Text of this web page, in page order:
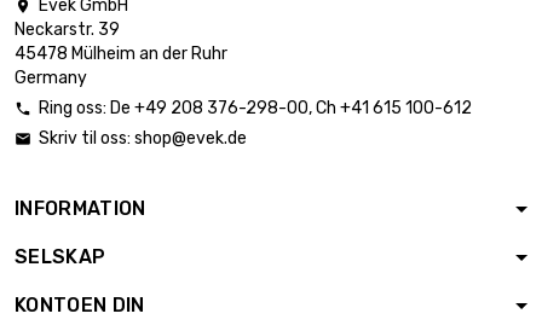
lengde : 0.02 Meter
diameter : 10mm
lengde : 0.05 Meter
lengde : 0.1 Meter

Evek GmbH
Neckarstr. 39
45478 Mülheim an der Ruhr
Germany
 Ring oss: De +49 208 376-298-00, Ch +41 615 100-612
 Skriv til oss: shop@evek.de
INFORMATION
SELSKAP
KONTOEN DIN